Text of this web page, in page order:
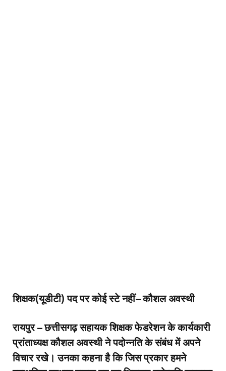
शिक्षक(यूडीटी) पद पर कोई स्टे नहीं– कौशल अवस्थी
रायपुर – छत्तीसगढ़ सहायक शिक्षक फेडरेशन के कार्यकारी
प्रांताध्यक्ष कौशल अवस्थी ने पदोन्नति के संबंध में अपने
विचार रखे। उनका कहना है कि जिस प्रकार हमने